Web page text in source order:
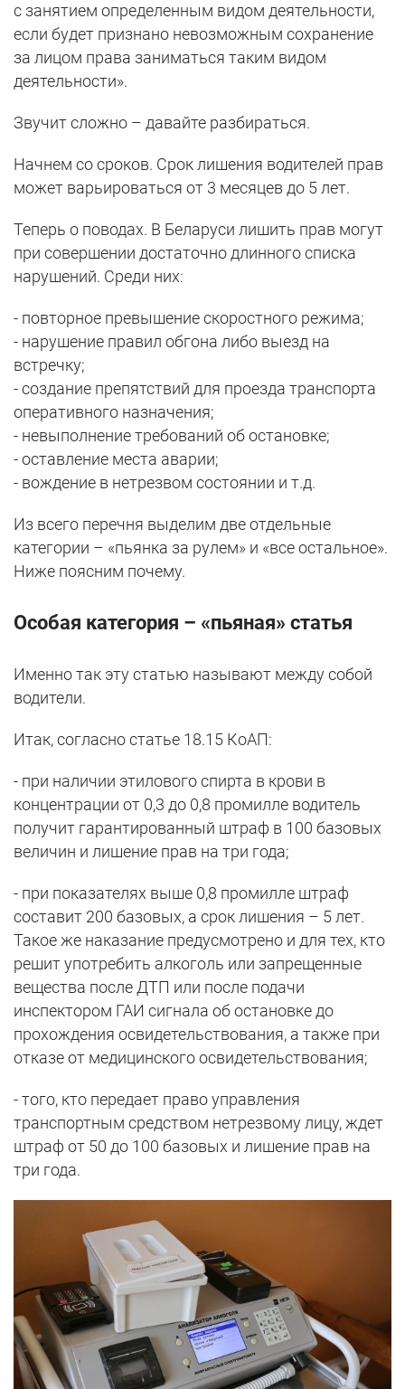
с занятием определенным видом деятельности,
если будет признано невозможным сохранение
за лицом права заниматься таким видом
деятельности».
Звучит сложно – давайте разбираться.
Начнем со сроков. Срок лишения водителей прав
может варьироваться от 3 месяцев до 5 лет.
Теперь о поводах. В Беларуси лишить прав могут
при совершении достаточно длинного списка
нарушений. Среди них:
- повторное превышение скоростного режима;
- нарушение правил обгона либо выезд на
встречку;
- создание препятствий для проезда транспорта
оперативного назначения;
- невыполнение требований об остановке;
- оставление места аварии;
- вождение в нетрезвом состоянии и т.д.
Из всего перечня выделим две отдельные
категории – «пьянка за рулем» и «все остальное».
Ниже поясним почему.
Особая категория – «пьяная» статья
Именно так эту статью называют между собой
водители.
Итак, согласно статье 18.15 КоАП:
- при наличии этилового спирта в крови в
концентрации от 0,3 до 0,8 промилле водитель
получит гарантированный штраф в 100 базовых
величин и лишение прав на три года;
- при показателях выше 0,8 промилле штраф
составит 200 базовых, а срок лишения – 5 лет.
Такое же наказание предусмотрено и для тех, кто
решит употребить алкоголь или запрещенные
вещества после ДТП или после подачи
инспектором ГАИ сигнала об остановке до
прохождения освидетельствования, а также при
отказе от медицинского освидетельствования;
- того, кто передает право управления
транспортным средством нетрезвому лицу, ждет
штраф от 50 до 100 базовых и лишение прав на
три года.